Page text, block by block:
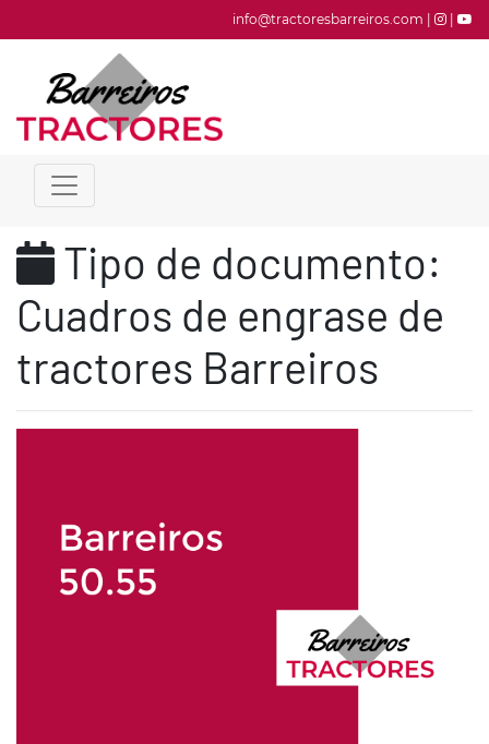
info@tractoresbarreiros.com |
Tipo de documento:
Cuadros de engrase de
tractores Barreiros